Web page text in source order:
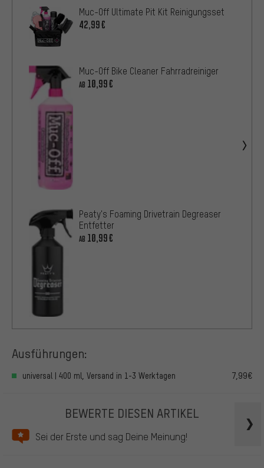
Muc-Off Ultimate Pit Kit Reinigungsset
42,99€
Muc-Off Bike Cleaner Fahrradreiniger
AB 10,99€
Peaty's Foaming Drivetrain Degreaser
Entfetter
AB 10,99€
Ausführungen:
universal | 400 ml, Versand in 1-3 Werktagen 7,99€
BEWERTE DIESEN ARTIKEL
Sei der Erste und sag Deine Meinung!